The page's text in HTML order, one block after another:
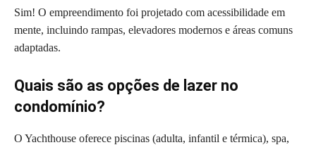
Sim! O empreendimento foi projetado com acessibilidade em
mente, incluindo rampas, elevadores modernos e áreas comuns
adaptadas.
Quais são as opções de lazer no
condomínio?
O Yachthouse oferece piscinas (adulta, infantil e térmica), spa,